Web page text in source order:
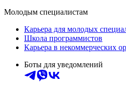
Молодым специалистам
Карьера для молодых
Школа программистов
Карьера в некоммерческих
Боты для уведомлений